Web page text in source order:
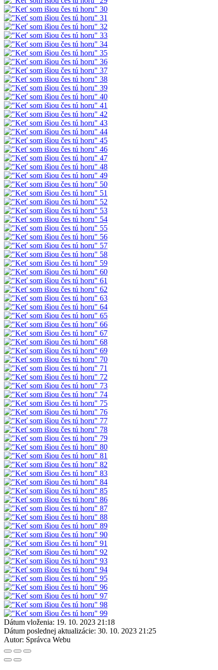
Dátum vloženia: 19. 10. 2023 21:18
Dátum poslednej aktualizácie: 30. 10. 2023 21:25
Autor: Správca Webu